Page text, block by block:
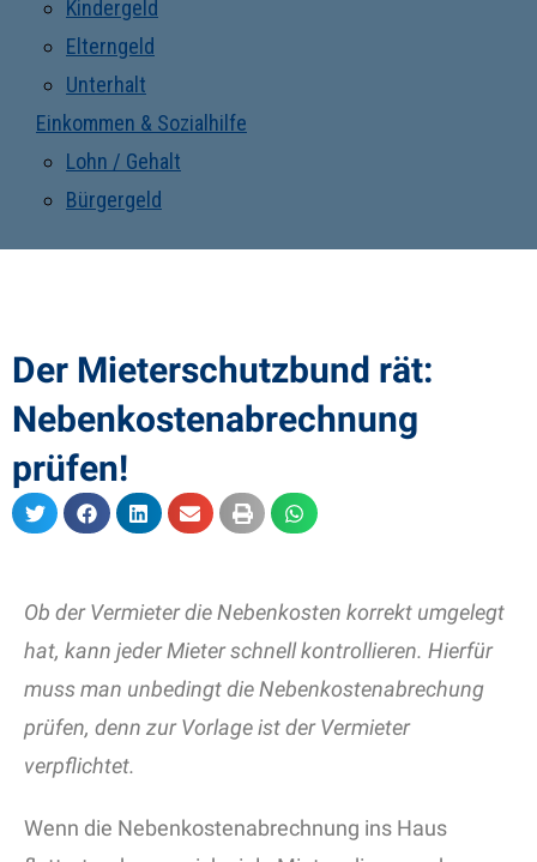
Kindergeld
Elterngeld
Unterhalt
Einkommen & Sozialhilfe
Lohn / Gehalt
Bürgergeld
Der Mieterschutzbund rät:
Nebenkostenabrechnung
prüfen!
Ob der Vermieter die Nebenkosten korrekt umgelegt
hat, kann jeder Mieter schnell kontrollieren. Hierfür
muss man unbedingt die Nebenkostenabrechung
prüfen, denn zur Vorlage ist der Vermieter
verpflichtet.
Wenn die Nebenkostenabrechnung ins Haus